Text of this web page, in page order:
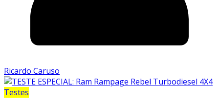
Ricardo Caruso
Testes